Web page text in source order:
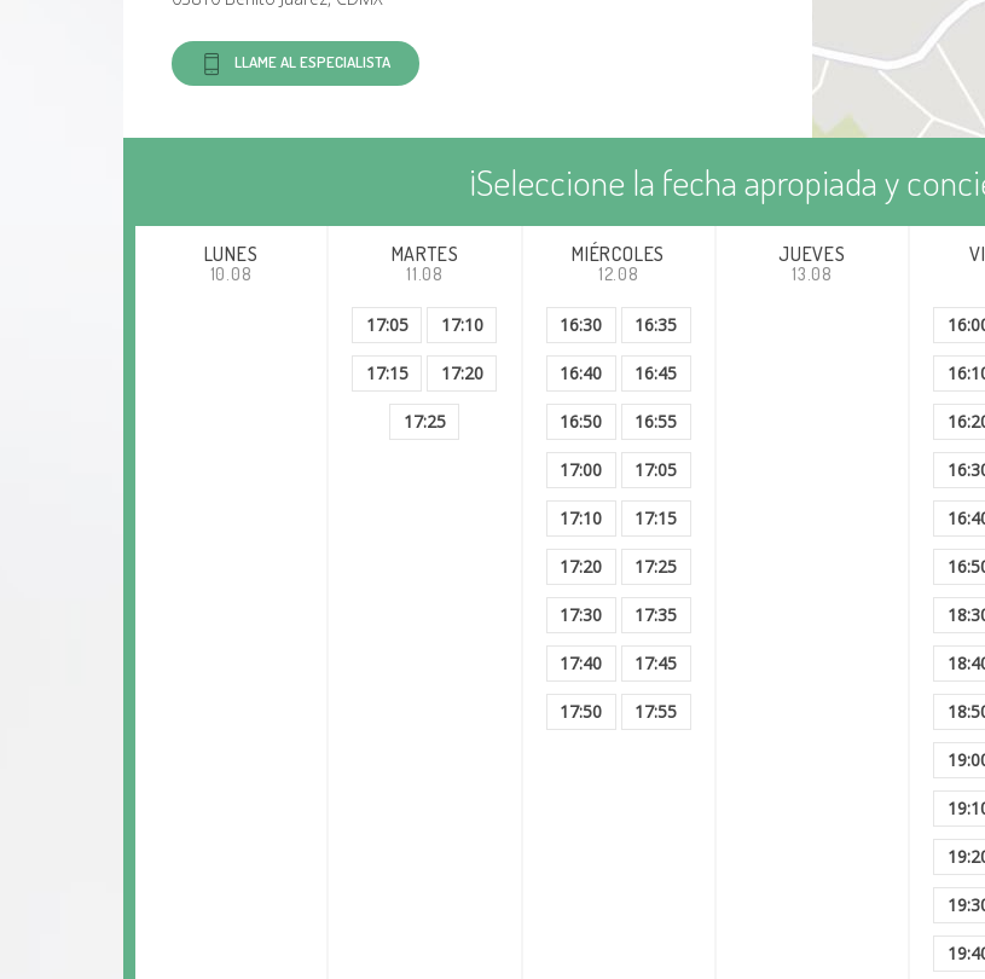
Fungal Allergy: Pattern of sensitization
over the past 11 years
LLAME AL ESPECIALISTA
¡Seleccione la fecha apropiada y
LUNES
10.08
MARTES
11.08
17:05 17:10
17:15 17:20
17:25
MIÉRCOLES
12.08
16:30 16:35
16:40 16:45
16:50 16:55
17:00 17:05
17:10 17:15
17:20 17:25
17:30 17:35
17:40 17:45
17:50 17:55
JUEVES
13.08